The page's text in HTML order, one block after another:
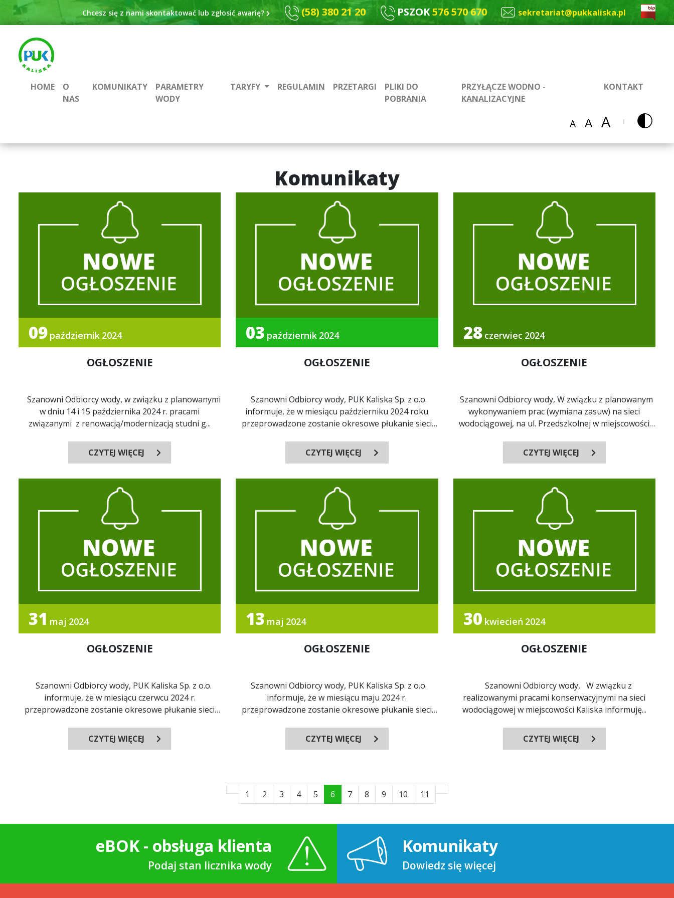
Chcesz się z nami skontaktować lub zgłosić awarię? (58) 380 21 20 PSZOK576 570 670 sekretariat@pukkaliska.pl
HOME
O
NAS
KOMUNIKATY
PARAMETRY
WODY
TARYFY REGULAMIN PRZETARGI
PLIKI DO
POBRANIA
PRZYŁĄCZE WODNO -
KANALIZACYJNE
KONTAKT
A A A
Komunikaty
09 październik 2024
OGŁOSZENIE
w dniu 14 i 15 października 2024 r. pracami
związanymi z renowacją/modernizacją studni g...
CZYTEJ WIĘCEJ
03 październik 2024
OGŁOSZENIE
Szanowni Odbiorcy wody, PUK Kaliska Sp. z o.o.
informuje, że w miesiącu październiku 2024 roku
przeprowadzone zostanie okresowe płukanie sieci
CZYTEJ WIĘCEJ
28 czerwiec 2024
OGŁOSZENIE
wykonywaniem prac (wymiana zasuw) na sieci
wodociągowej, na ul. Przedszkolnej w miejscowości
CZYTEJ WIĘCEJ
31 maj 2024
OGŁOSZENIE
informuje, że w miesiącu czerwcu 2024 r.
przeprowadzone zostanie okresowe płukanie sieci
CZYTEJ WIĘCEJ
13 maj 2024
OGŁOSZENIE
Szanowni Odbiorcy wody, PUK Kaliska Sp. z o.o.
informuje, że w miesiącu maju 2024 r.
przeprowadzone zostanie okresowe płukanie sieci
CZYTEJ WIĘCEJ
30 kwiecień 2024
OGŁOSZENIE
realizowanymi pracami konserwacyjnymi na sieci
wodociągowej w miejscowości Kaliska informuję...
CZYTEJ WIĘCEJ
1 2 3 4 5 6 7 8 9 10 11
eBOK - obsługa klienta
Podaj stan licznika wody
Komunikaty
Dowiedz się więcej